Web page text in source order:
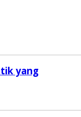
yang